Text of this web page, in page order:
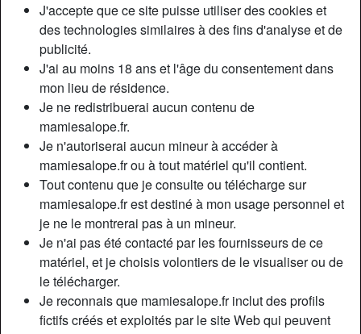
J'accepte que ce site puisse utiliser des cookies et
des technologies similaires à des fins d'analyse et de
publicité.
J'ai au moins 18 ans et l'âge du consentement dans
mon lieu de résidence.
Je ne redistribuerai aucun contenu de
mamiesalope.fr.
Je n'autoriserai aucun mineur à accéder à
mamiesalope.fr ou à tout matériel qu'il contient.
Tout contenu que je consulte ou télécharge sur
mamiesalope.fr est destiné à mon usage personnel et
je ne le montrerai pas à un mineur.
Je n'ai pas été contacté par les fournisseurs de ce
matériel, et je choisis volontiers de le visualiser ou de
le télécharger.
Je reconnais que mamiesalope.fr inclut des profils
fictifs créés et exploités par le site Web qui peuvent
Nickname:
DameSigolènexx
Âge:
43
Pays:
France
Département:
Somme
Sexe:
Femme
Sexualité:
Hétéro
Relation:
Couleur des cheveux:
Foncé
Couleur des yeux:
Bleu